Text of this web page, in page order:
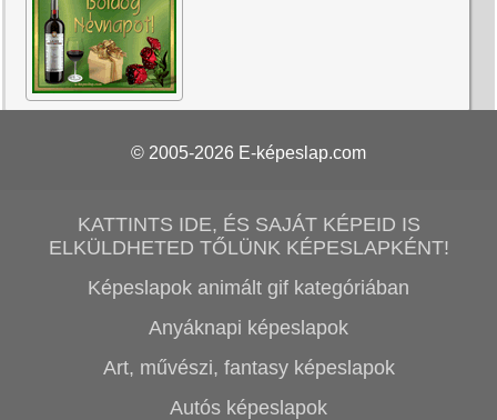
© 2005-2026 E-képeslap.com
KATTINTS IDE, ÉS SAJÁT KÉPEID IS
ELKÜLDHETED TŐLÜNK KÉPESLAPKÉNT!
Képeslapok animált gif kategóriában
Anyáknapi képeslapok
Art, művészi, fantasy képeslapok
Autós képeslapok